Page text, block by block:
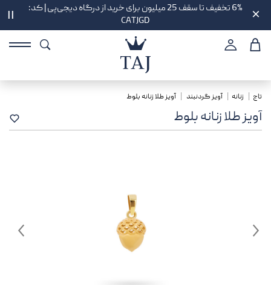
6% تخفیف تا سقف 25 میلیون برای خرید از درگاه دیجی‌پی | کد:
CATJGD
تاج زنانه آویز گردنبند آویز طلا زنانه بلوط
آویز طلا زنانه بلوط